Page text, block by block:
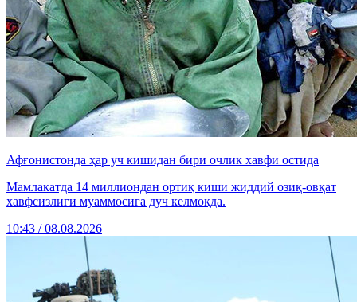
Афғонистонда ҳар уч кишидан бири очлик хавфи остида
Мамлакатда 14 миллиондан ортиқ киши жиддий озиқ-овқат
хавфсизлиги муаммосига дуч келмоқда.
10:43 / 08.08.2026